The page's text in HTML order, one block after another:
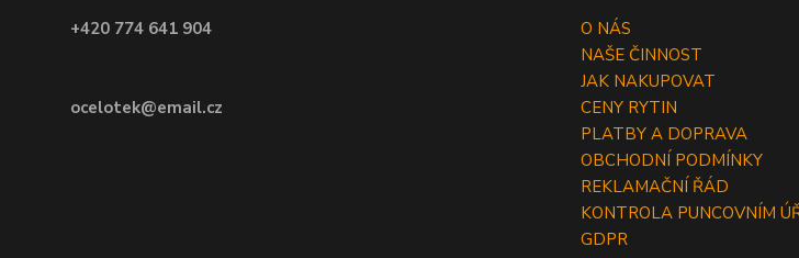
+420 774 641 904
ocelotek@email.cz
O NÁS
NAŠE ČINNOST
JAK NAKUPOVAT
CENY RYTIN
PLATBY A DOPRAVA
OBCHODNÍ PODMÍNKY
REKLAMAČNÍ ŘÁD
KONTROLA PUNCOVNÍM
GDPR